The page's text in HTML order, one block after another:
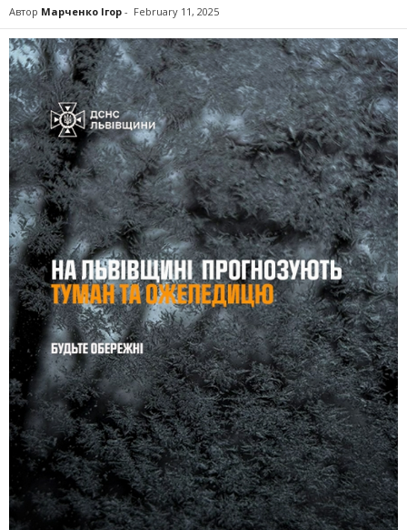
Автор Марченко Ігор - February 11, 2025